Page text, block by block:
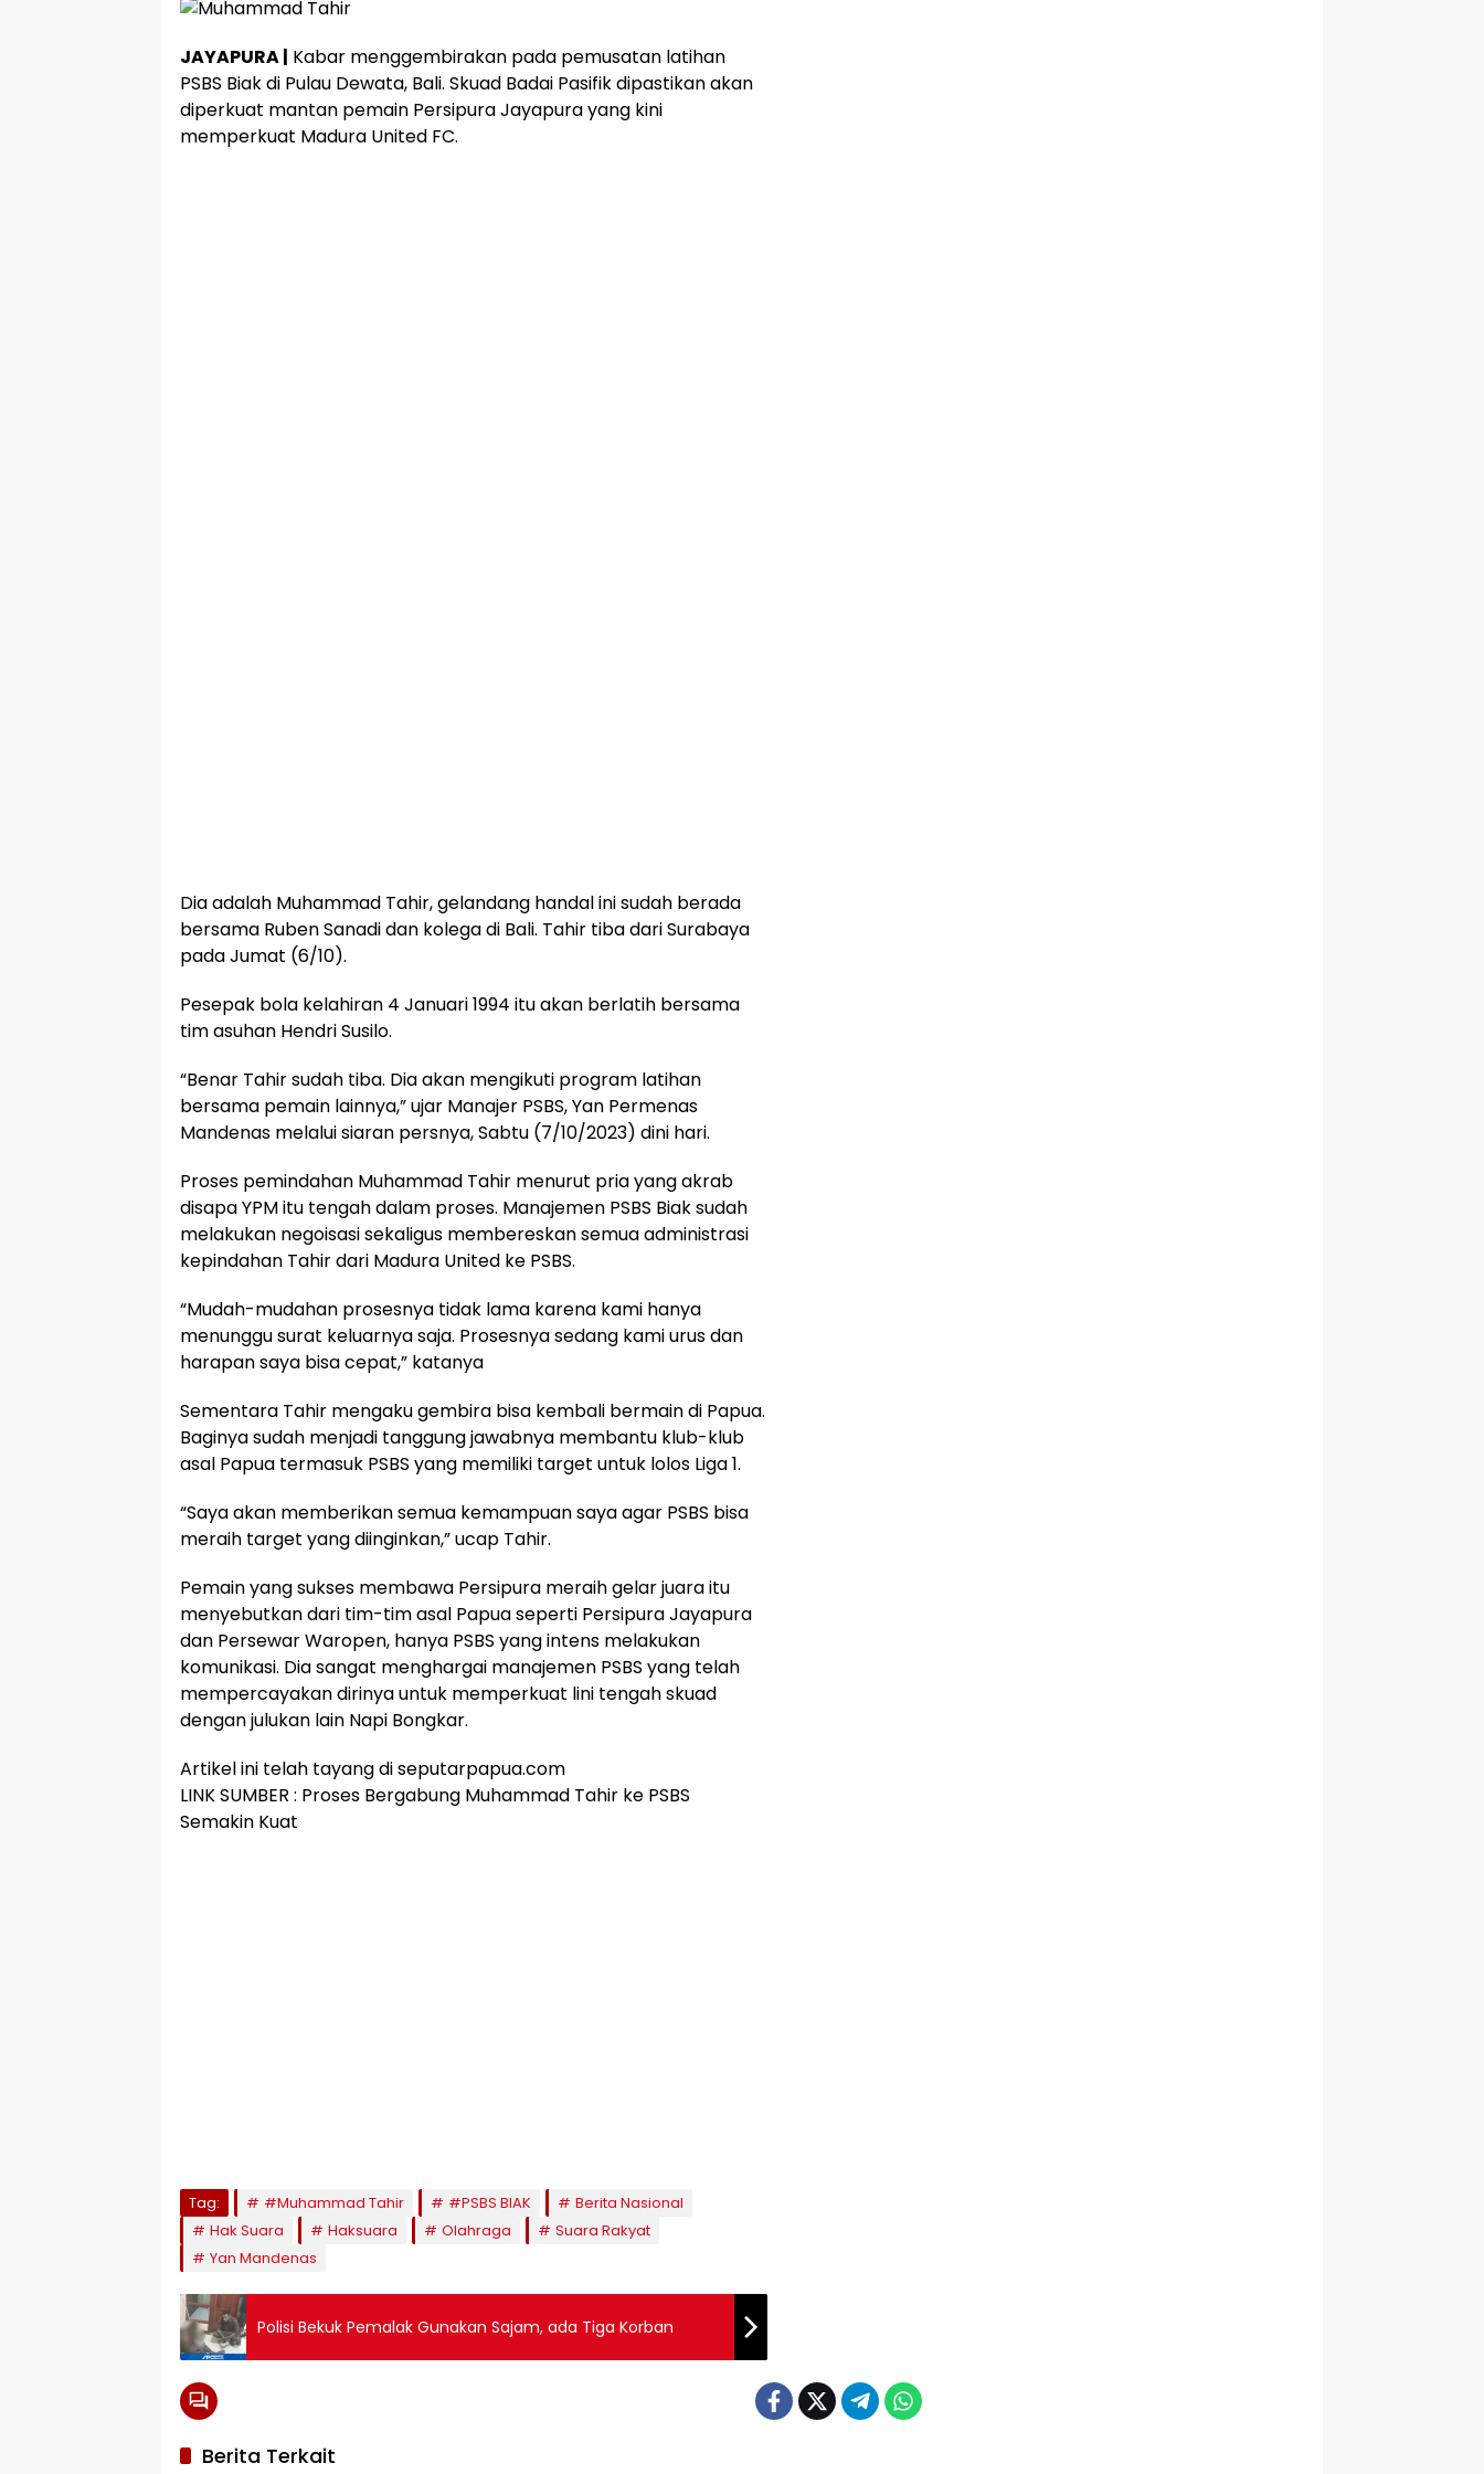
JAYAPURA | Kabar menggembirakan pada pemusatan latihan
PSBS Biak di Pulau Dewata, Bali. Skuad Badai Pasifik dipastikan akan
diperkuat mantan pemain Persipura Jayapura yang kini
memperkuat Madura United FC.
Dia adalah Muhammad Tahir, gelandang handal ini sudah berada
bersama Ruben Sanadi dan kolega di Bali. Tahir tiba dari Surabaya
pada Jumat (6/10).
Pesepak bola kelahiran 4 Januari 1994 itu akan berlatih bersama
tim asuhan Hendri Susilo.
“Benar Tahir sudah tiba. Dia akan mengikuti program latihan
bersama pemain lainnya,” ujar Manajer PSBS, Yan Permenas
Mandenas melalui siaran persnya, Sabtu (7/10/2023) dini hari.
Proses pemindahan Muhammad Tahir menurut pria yang akrab
disapa YPM itu tengah dalam proses. Manajemen PSBS Biak sudah
melakukan negoisasi sekaligus membereskan semua administrasi
kepindahan Tahir dari Madura United ke PSBS.
“Mudah-mudahan prosesnya tidak lama karena kami hanya
menunggu surat keluarnya saja. Prosesnya sedang kami urus dan
harapan saya bisa cepat,” katanya
Sementara Tahir mengaku gembira bisa kembali bermain di Papua.
Baginya sudah menjadi tanggung jawabnya membantu klub-klub
asal Papua termasuk PSBS yang memiliki target untuk lolos Liga 1.
“Saya akan memberikan semua kemampuan saya agar PSBS bisa
meraih target yang diinginkan,” ucap Tahir.
Pemain yang sukses membawa Persipura meraih gelar juara itu
menyebutkan dari tim-tim asal Papua seperti Persipura Jayapura
dan Persewar Waropen, hanya PSBS yang intens melakukan
komunikasi. Dia sangat menghargai manajemen PSBS yang telah
mempercayakan dirinya untuk memperkuat lini tengah skuad
dengan julukan lain Napi Bongkar.
Artikel ini telah tayang di seputarpapua.com
LINK SUMBER : Proses Bergabung Muhammad Tahir ke PSBS
Semakin Kuat
Tag: #Muhammad Tahir #PSBS BIAK
Berita Nasional
Hak Suara
Haksuara Olahraga
Suara Rakyat
Yan Mandenas
Polisi Bekuk Pemalak Gunakan Sajam, ada Tiga Korban
Berita Terkait